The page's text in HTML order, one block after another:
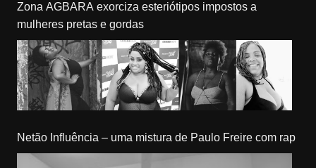
Zona AGBARA exorciza esteriótipos impostos a
mulheres pretas e gordas
Netão Influência – uma mistura de Paulo Freire com rap